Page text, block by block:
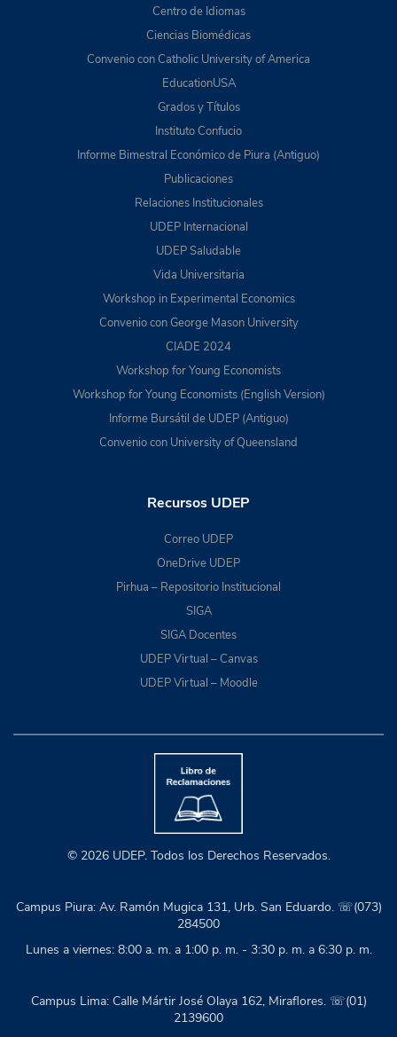
Centro de Idiomas
Ciencias Biomédicas
Convenio con Catholic University of America
EducationUSA
Grados y Títulos
Instituto Confucio
Informe Bimestral Económico de Piura (Antiguo)
Publicaciones
Relaciones Institucionales
UDEP Internacional
UDEP Saludable
Vida Universitaria
Workshop in Experimental Economics
Convenio con George Mason University
CIADE 2024
Workshop for Young Economists
Workshop for Young Economists (English Version)
Informe Bursátil de UDEP (Antiguo)
Convenio con University of Queensland
Recursos UDEP
Correo UDEP
OneDrive UDEP
Pirhua – Repositorio Institucional
SIGA
SIGA Docentes
UDEP Virtual – Canvas
UDEP Virtual – Moodle
© 2026 UDEP. Todos los Derechos Reservados.
Campus Piura: Av. Ramón Mugica 131, Urb. San Eduardo. ☏(073)
284500
Lunes a viernes: 8:00 a. m. a 1:00 p. m. - 3:30 p. m. a 6:30 p. m.
Campus Lima: Calle Mártir José Olaya 162, Miraflores. ☏(01)
2139600